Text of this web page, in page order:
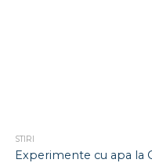
STIRI
Experimente cu apa la